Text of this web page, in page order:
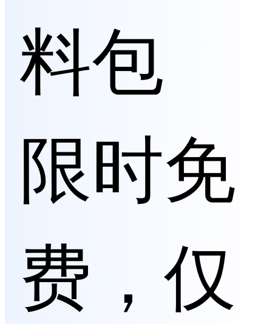
料包
限时免
费，仅